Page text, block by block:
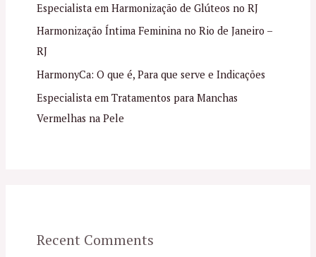
Especialista em Harmonização de Glúteos no RJ
Harmonização Íntima Feminina no Rio de Janeiro –
RJ
HarmonyCa: O que é, Para que serve e Indicações
Especialista em Tratamentos para Manchas
Vermelhas na Pele
Recent Comments